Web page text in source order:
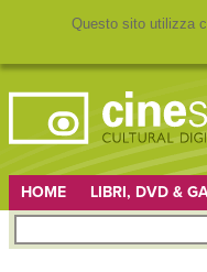
Questo sito utilizza
HOME LIBRI, DVD &